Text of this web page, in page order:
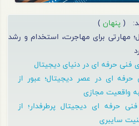
( پنهان )
مهارتی برای مهاجرت، استخدام و رشد
ای در عصر دیجیتال؛ عبور از
واقعیت مجازی
حرفه ای دیجیتال پرطرفدار؛ از
سایبری